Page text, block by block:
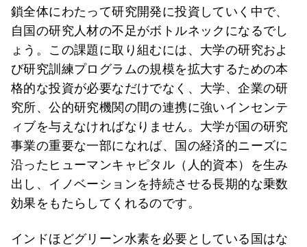
鎖全体にわたって研究開発に投資していく中で、
自国の研究人材の不足がボトルネックになるでし
ょう。この課題に取り組むには、大学の研究およ
び研究訓練プログラムの規模を拡大するための本
格的な投資が必要なだけでなく、大学、企業の研
究所、公的研究機関の間の連携に強いインセンテ
ィブを与えなければなりません。大学が国の研究
事業の重要な一部になれば、国の経済的ニーズに
沿ったヒューマンキャピタル（人的資本）を生み
出し、イノベーションを持続させる長期的な乗数
効果をもたらしてくれるのです。
インドほどグリーン水素を必要としている国はな